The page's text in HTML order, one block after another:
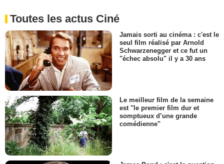
Toutes les actus Ciné
Jamais sorti au cinéma : c'est le
seul film réalisé par Arnold
Schwarzenegger et ce fut un
"échec absolu" il y a 30 ans
Le meilleur film de la semaine
est "le premier film dur et
somptueux d’une grande
comédienne"